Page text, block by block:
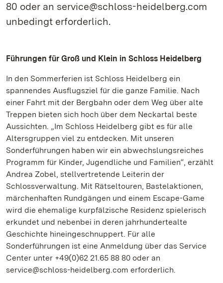
80 oder an service@schloss-heidelberg.com
unbedingt erforderlich.
Führungen für Groß und Klein in Schloss Heidelberg
In den Sommerferien ist Schloss Heidelberg ein
spannendes Ausflugsziel für die ganze Familie. Nach
einer Fahrt mit der Bergbahn oder dem Weg über alte
Treppen bieten sich hoch über dem Neckartal beste
Aussichten. „Im Schloss Heidelberg gibt es für alle
Altersgruppen viel zu entdecken. Mit unseren
Sonderführungen haben wir ein abwechslungsreiches
Programm für Kinder, Jugendliche und Familien“, erzählt
Andrea Zobel, stellvertretende Leiterin der
Schlossverwaltung. Mit Rätseltouren, Bastelaktionen,
märchenhaften Rundgängen und einem Escape-Game
wird die ehemalige kurpfälzische Residenz spielerisch
erkundet und nebenbei in deren jahrhundertealte
Geschichte hineingeschnuppert. Für alle
Sonderführungen ist eine Anmeldung über das Service
Center unter +49(0)62 21.65 88 80 oder an
service@schloss-heidelberg.com erforderlich.